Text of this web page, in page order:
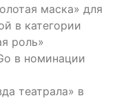
маска» для
в категории
роль»
в номинации
театрала» в